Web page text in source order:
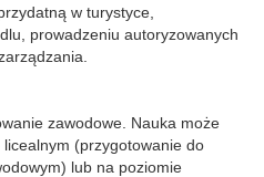
w turystyce,
prowadzeniu autoryzowanych
zawodowe. Nauka może
(przygotowanie do
lub na poziomie